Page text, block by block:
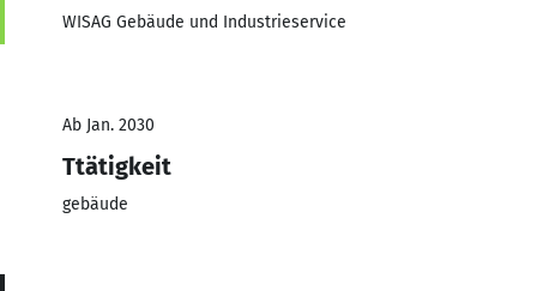
WISAG Gebäude und Industrieservice
Ab Jan. 2030
Ttätigkeit
gebäude